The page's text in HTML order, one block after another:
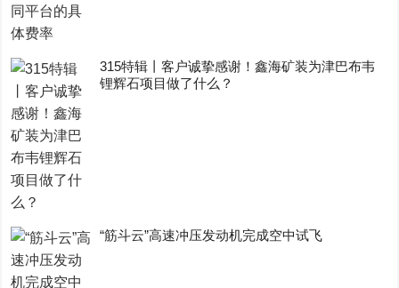
315特辑丨客户诚挚感谢！鑫海矿装为津巴布韦
锂辉石项目做了什么？
“筋斗云”高速冲压发动机完成空中试飞